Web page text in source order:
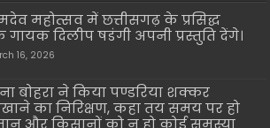
महोत्सव में छत्तीसगढ़ के प्रसिद्ध
गायक दिलीप षडंगी अपनी प्रस्तुति देंगे।
16, 2026
बोहरा ने किया पण्डरिया शक्कर
का निरिक्षण, कहा तय समय पर हो
और किसानों को न हो कोई समस्या